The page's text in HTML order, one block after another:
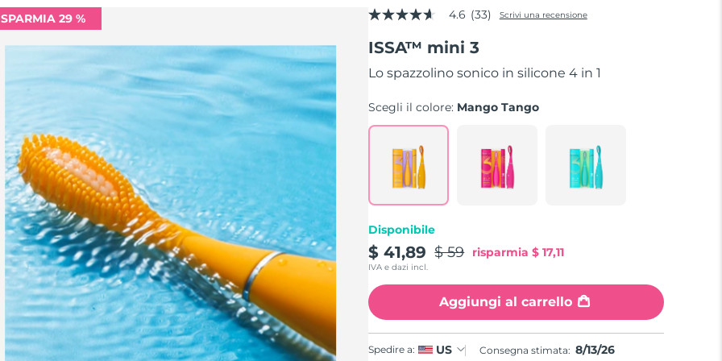
29 %
4.6
su
,
valore
valutazione
medio.
Reviews.
Stesso
alla
4.6 (33) Scrivi una recensione
ISSA™ mini 3
Lo spazzolino sonico in silicone 4 in 1
Scegli il colore: Mango Tango
Disponibile
$ 41,89 $ 59 risparmia $ 17,11
IVA e dazi incl.
Aggiungi al carrello
Spedire a: US Consegna stimata: 8/13/26